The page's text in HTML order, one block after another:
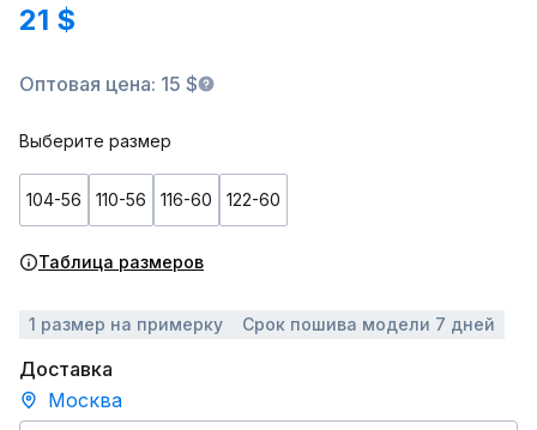
21 $
Оптовая цена: 15 $
Выберите размер
104-56 110-56 116-60 122-60
Таблица размеров
1 размер на примерку Срок пошива модели 7 дней
Доставка
Москва